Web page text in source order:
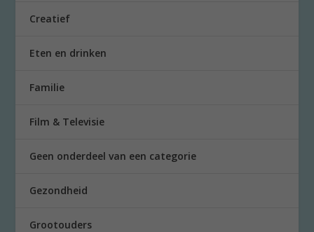
Creatief
Eten en drinken
Familie
Film & Televisie
Geen onderdeel van een categorie
Gezondheid
Grootouders